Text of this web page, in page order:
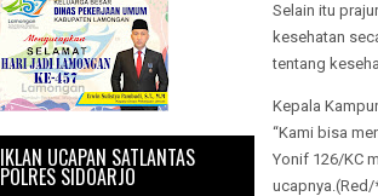
Selain itu
kesehatan
tentang
Kepala
“Kami bisa
Yonif 126/KC
ucapnya.(Red/
IKLAN UCAPAN SATLANTAS
POLRES SIDOARJO